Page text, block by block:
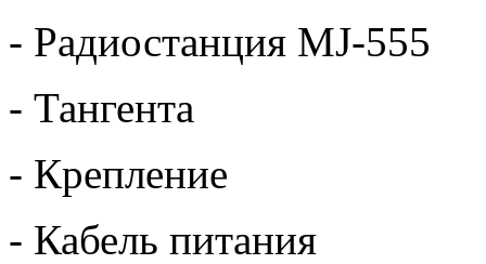
- Радиостанция MJ-555
- Тангента
- Крепление
- Кабель питания